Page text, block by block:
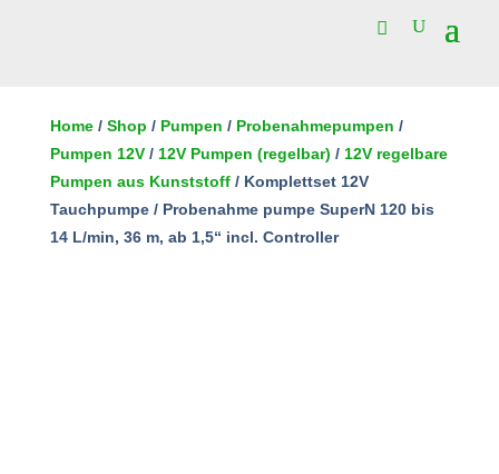
Tauchpumpe
Probenahme
In den Warenkorb
Home/ Shop / Pumpen / Probenahmepumpen /
Pumpen 12V/ 12V Pumpen (regelbar) / 12V regelbare
Pumpen aus Kunststoff/ Komplettset 12V
Tauchpumpe / Probenahme pumpe SuperN 120 bis
14 L/min, 36 m, ab 1,5“ incl. Controller